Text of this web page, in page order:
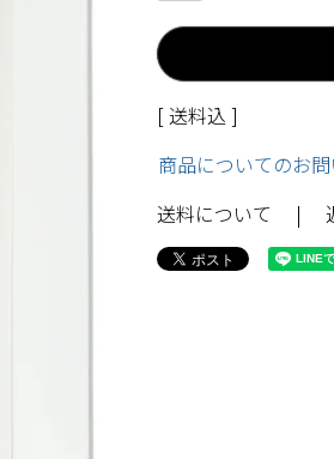
送料込
商品についてのお
送料について